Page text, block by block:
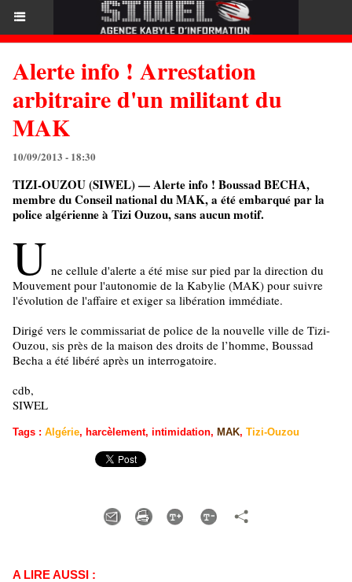
Alerte info ! Arrestation
arbitraire d'un militant du
MAK
10/09/2013 - 18:30
TIZI-OUZOU (SIWEL) — Alerte info ! Boussad BECHA,
membre du Conseil national du MAK, a été embarqué par la
police algérienne à Tizi Ouzou, sans aucun motif.
U ne cellule d'alerte a été mise sur pied par la direction du
Mouvement pour l'autonomie de la Kabylie (MAK) pour suivre
l'évolution de l'affaire et exiger sa libération immédiate.
Dirigé vers le commissariat de police de la nouvelle ville de Tizi-
Ouzou, sis près de la maison des droits de l’homme, Boussad
Becha a été libéré après un interrogatoire.
cdb,
SIWEL
Tags : Algérie, harcèlement, intimidation, MAK, Tizi-Ouzou
A LIRE AUSSI :